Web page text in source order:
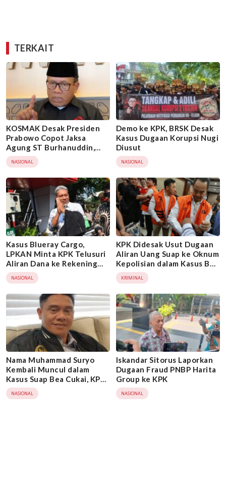
TERKAIT
KOSMAK Desak Presiden
Prabowo Copot Jaksa
Agung ST Burhanuddin,
Minta KPK Ambil Alih Kasus
Febrie Adriansyah
NASIONAL
Demo ke KPK, BRSK Desak
Kasus Dugaan Korupsi Nugi
Diusut
NASIONAL
Kasus Blueray Cargo,
LPKAN Minta KPK Telusuri
Aliran Dana ke Rekening
Heri Black
NASIONAL
KPK Didesak Usut Dugaan
Aliran Uang Suap ke Oknum
Kepolisian dalam Kasus Bea
Cukai
KRIMINAL
Nama Muhammad Suryo
Kembali Muncul dalam
Kasus Suap Bea Cukai, KPK
Didesak Bertindak
NASIONAL
Iskandar Sitorus Laporkan
Dugaan Fraud PNBP Harita
Group ke KPK
NASIONAL